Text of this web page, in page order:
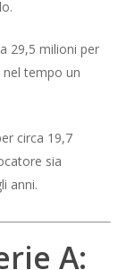
29,5 milioni per
tempo un
circa 19,7
sia
anni.
A: